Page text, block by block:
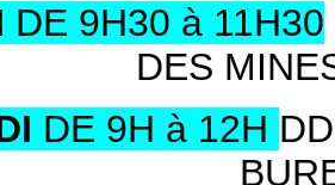
DE 9H30 à 11H30
DES
DE 9H à 12H